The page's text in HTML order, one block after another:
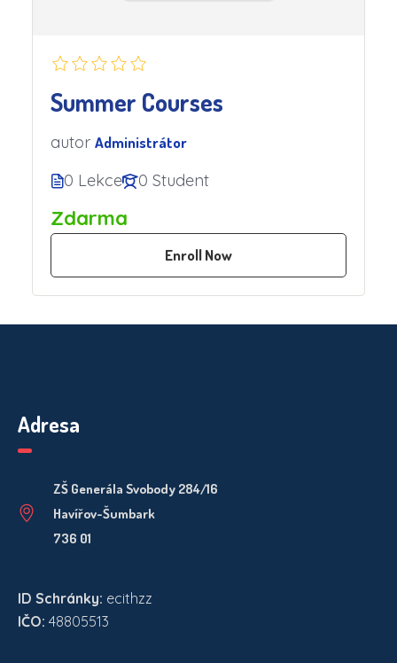
Summer Courses
autor Administrátor
0 Lekce 0 Student
Zdarma
Enroll Now
Adresa
ZŠ Generála Svobody 284/16
Havířov-Šumbark
736 01
ID Schránky: ecithzz
IČO: 48805513